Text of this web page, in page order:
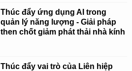
Thúc đẩy ứng dụng AI trong
quản lý năng lượng - Giải pháp
then chốt giảm phát thải nhà kính
Thúc đẩy vai trò của Liên hiệp